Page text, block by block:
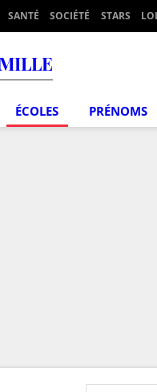
SANTÉ SOCIÉTÉ STARS
ÉCOLES PRÉNOMS